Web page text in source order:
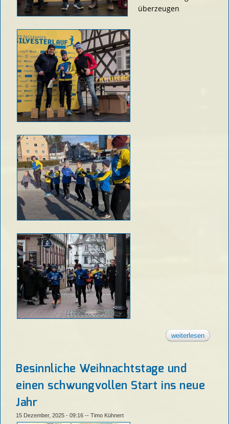
überzeugen
weiterlesenüber
philipp
Besinnliche Weihnachtstage und
einen schwungvollen Start ins neue
Jahr
15 Dezember, 2025 - 09:16 -- Timo Kühnert